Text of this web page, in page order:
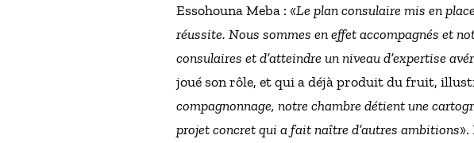
Essohouna Meba : «Le plan consulaire mis en
réussite. Nous sommes en effet accompagnés et
consulaires et d’atteindre un niveau d’expertise
joué son rôle, et qui a déjà produit du fruit,
compagnonnage, notre chambre détient une
projet concret qui a fait naître d’autres ambitions